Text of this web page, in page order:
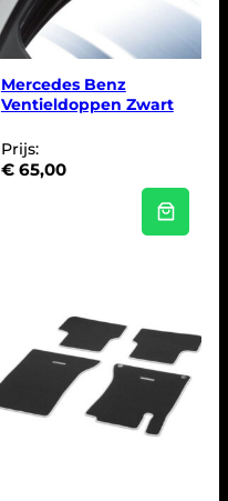
Mercedes Benz
Ventieldoppen Zwart
Prijs:
€65,00